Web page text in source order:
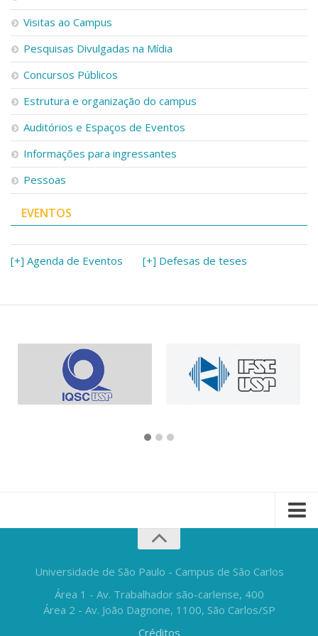
Visitas ao Campus
Pesquisas Divulgadas na Mídia
Concursos Públicos
Estrutura e organização do campus
Auditórios e Espaços de Eventos
Informações para ingressantes
Pessoas
EVENTOS
[+] Agenda de Eventos [+] Defesas de teses
Universidade de São Paulo - Campus de São Carlos
Área 1 - Av. Trabalhador são-carlense, 400
Área 2 - Av. João Dagnone, 1100, São Carlos/SP
Créditos